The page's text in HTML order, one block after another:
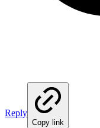
Reply
Copy link